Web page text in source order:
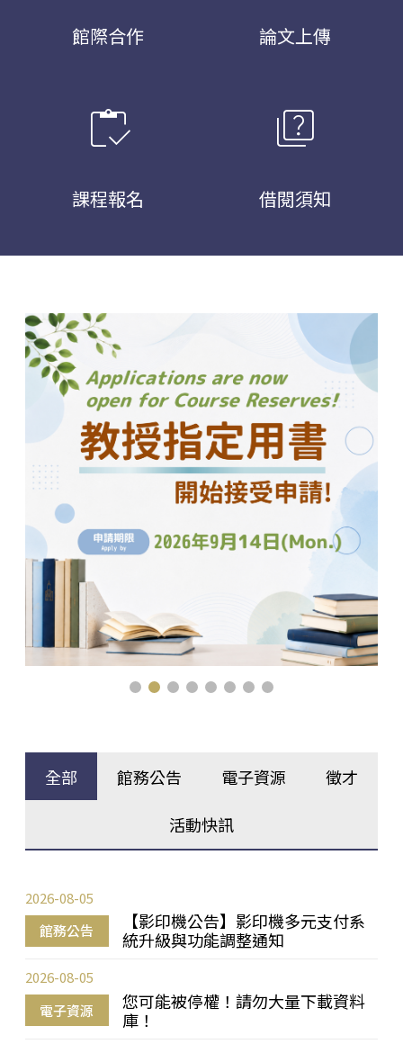
館際合作 論文上傳
inventory
課程報名
quiz
借閱須知
全部 館務公告 電子資源 徵才
活動快訊
館務公告
【影印機公告】影印機多元支付系
統升級與功能調整通知
2026-08-05
電子資源
您可能被停權！請勿大量下載資料
庫！
2026-08-05